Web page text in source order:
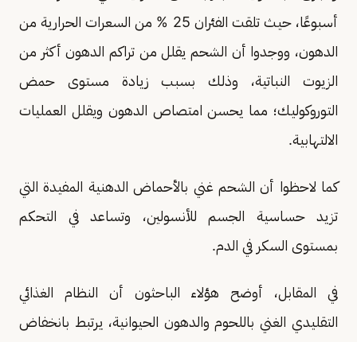
أسبوعًا، حيث تلقت الفئران 25 % من السعرات الحرارية من
الدهون، ووجدوا أن الشحم يقلل من تراكم الدهون أكثر من
الزيوت النباتية، وذلك بسبب زيادة مستوى حمض
التوروكوليك؛ مما يحسن امتصاص الدهون ويقلل العمليات
الالتهابية.
كما لاحظوا أن الشحم غني بالأحماض الدهنية المفيدة التي
تزيد حساسية الجسم للأنسولين، وتساعد في التحكم
بمستوى السكر في الدم.
في المقابل، أوضح هؤلاء الباحثون أن النظام الغذائي
التقليدي الغني باللحوم والدهون الحيوانية، يرتبط بانخفاض